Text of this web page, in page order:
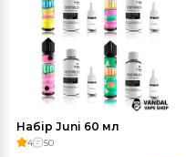
Набір Juni 60 мл
4 50